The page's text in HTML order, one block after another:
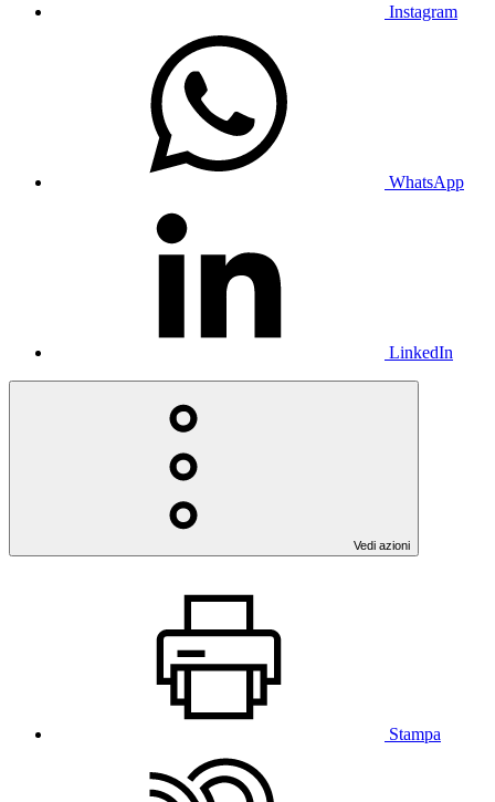
Instagram
WhatsApp
LinkedIn
Vedi azioni
Stampa